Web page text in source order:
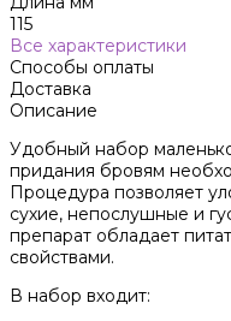
115
Все характеристики
Способы оплаты
Доставка
Описание
Удобный набор
придания бровям
Процедура позволяет
сухие, непослушные и
препарат обладает
свойствами.
В набор входит: